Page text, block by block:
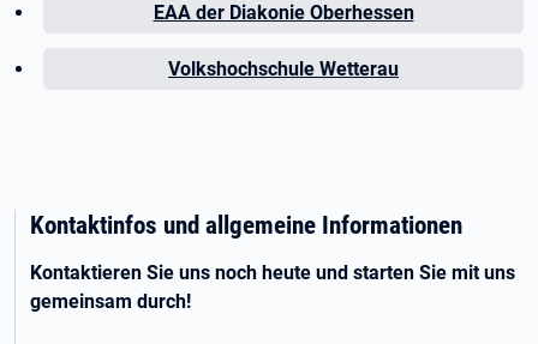
EAA der Diakonie Oberhessen
Volkshochschule Wetterau
Kontaktinfos und allgemeine Informationen
Kontaktieren Sie uns noch heute und starten Sie mit uns
gemeinsam durch!